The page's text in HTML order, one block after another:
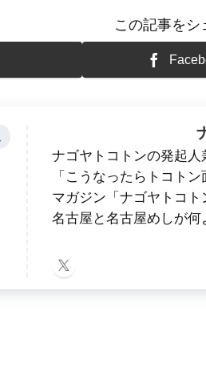
この記事をシ
ナゴヤトコトンの発起
「こうなったらトコト
マガジン「ナゴヤトコト
名古屋と名古屋めしが何